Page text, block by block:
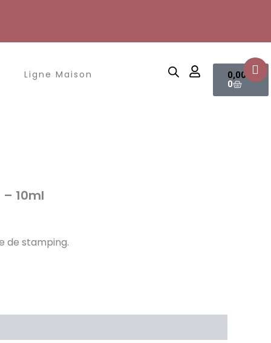
Ligne Maison 0,00
€
0
Panier
– 10ml
de stamping.